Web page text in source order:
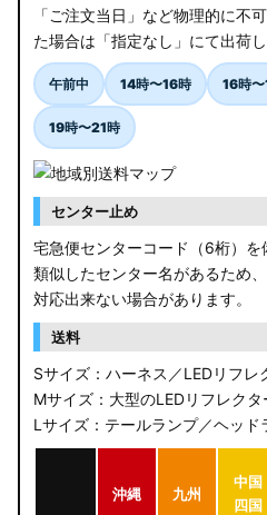
「ご注文当日」など物理的に不
た場合は「指定なし」にて出荷し
午前中 14時〜16時 16時
19時〜21時
センター止め
宅急便センターコード（6桁）を
類似したセンター名があるため
対応出来ない場合があります。
送料
Sサイズ：ハーネス／LEDリフレ
Mサイズ：大型のLEDリフレクタ
Lサイズ：テールランプ／ヘッド
沖縄 九州
中国
四国